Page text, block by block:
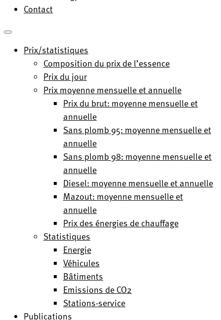
Contact
Prix/statistiques
Composition du prix de l’essence
Prix du jour
Prix moyenne mensuelle et annuelle
Prix du brut: moyenne mensuelle et
annuelle
Sans plomb 95: moyenne mensuelle et
annuelle
Sans plomb 98: moyenne mensuelle et
annuelle
Diesel: moyenne mensuelle et annuelle
Mazout: moyenne mensuelle et
annuelle
Prix des énergies de chauffage
Statistiques
Energie
Véhicules
Bâtiments
Emissions de CO2
Stations-service
Publications